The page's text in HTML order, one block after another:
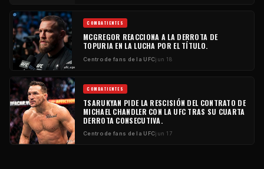
COMBATIENTES
MCGREGOR REACCIONA A LA DERROTA DE
TOPURIA EN LA LUCHA POR EL TÍTULO.
Centro de fans de la UFCjun 18
COMBATIENTES
TSARUKYAN PIDE LA RESCISIÓN DEL CONTRATO DE
MICHAEL CHANDLER CON LA UFC TRAS SU CUARTA
DERROTA CONSECUTIVA.
Centro de fans de la UFCjun 17